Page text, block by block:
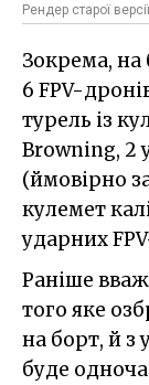
Рендер старої
Зокрема, на
6 FPV-
турель із
Browning, 2
(ймовірно
кулемет
ударних
Раніше
того яке
на борт, й з
буде